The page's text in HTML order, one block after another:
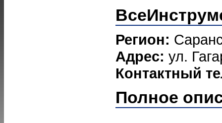
Регион:
Адрес: ул.
Контактный
Полное